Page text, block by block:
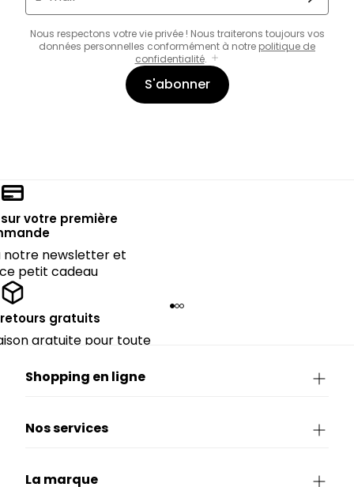
Nous respectons votre vie privée ! Nous traiterons toujours vos
données personnelles conformément à notre politique de
confidentialité.
S'abonner
votre première
notre newsletter et
petit cadeau
gratuits
gratuite pour toute
Shopping en ligne
Nos services
La marque